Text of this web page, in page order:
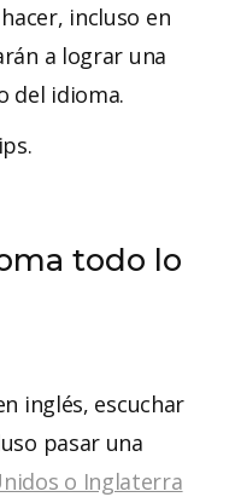
incluso en
a lograr una
del idioma.
todo lo
inglés, escuchar
pasar una
o Inglaterra